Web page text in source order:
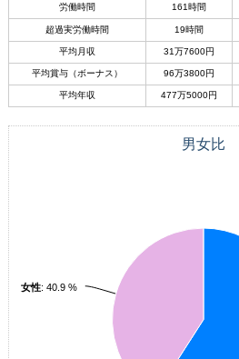
労働時間 161時間
超過実労働時間 19時間
平均月収 31万7600円
平均賞与（ボーナス） 96万3800円
平均年収 477万5000円
男女比
女性: 40.9 %